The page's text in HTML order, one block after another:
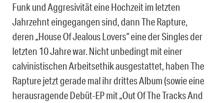
Funk und Aggresivität eine Hochzeit im letzten
Jahrzehnt eingegangen sind, dann The Rapture,
deren „House Of Jealous Lovers“ eine der Singles der
letzten 10 Jahre war. Nicht unbedingt mit einer
calvinistischen Arbeitsethik ausgestattet, haben The
Rapture jetzt gerade mal ihr drittes Album (sowie eine
herausragende Debüt-EP mit „Out Of The Tracks And